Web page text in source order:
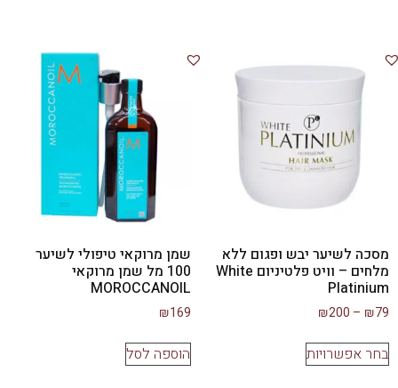
מסכה לשיער יבש ופגום ללא
מלחים – וויט פלטיניום White
Platinium
₪79
–
₪200
בחר אפשרויות
שמן מרוקאי טיפולי לשיער
100 מל שמן מרוקאי
MOROCCANOIL
₪169
הוספה לסל